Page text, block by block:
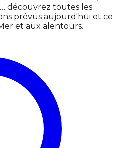
découvrez toutes les
prévus aujourd'hui et ce
et aux alentours.